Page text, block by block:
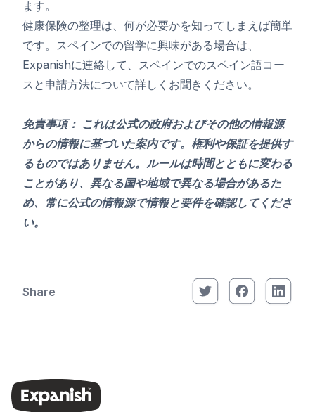
ます。
健康保険の整理は、何が必要かを知ってしまえば簡単
です。スペインでの留学に興味がある場合は、
Expanishに連絡して、スペインでのスペイン語コー
スと申請方法について詳しくお聞きください。
免責事項： これは公式の政府およびその他の情報源
からの情報に基づいた案内です。権利や保証を提供す
るものではありません。ルールは時間とともに変わる
ことがあり、異なる国や地域で異なる場合があるた
め、常に公式の情報源で情報と要件を確認してくださ
い。
Share